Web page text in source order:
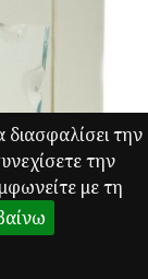
διασφαλίσει την
την
με τη